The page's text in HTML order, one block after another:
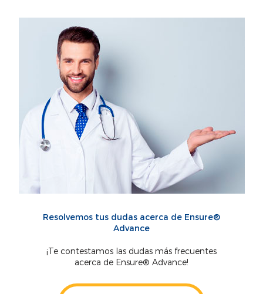
Resolvemos tus dudas acerca de Ensure®
Advance
¡Te contestamos las dudas más frecuentes
acerca de Ensure® Advance!